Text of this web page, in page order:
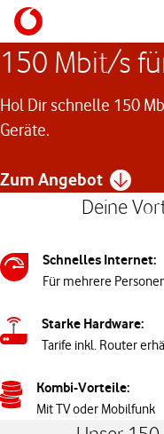
150 Mbit/s
Hol Dir schnelle 150
Geräte.
Zum Angebot
Deine
Schnelles Internet:
Für mehrere
Starke Hardware:
Tarife inkl. Router
Kombi-Vorteile:
Mit TV oder Mobilfunk